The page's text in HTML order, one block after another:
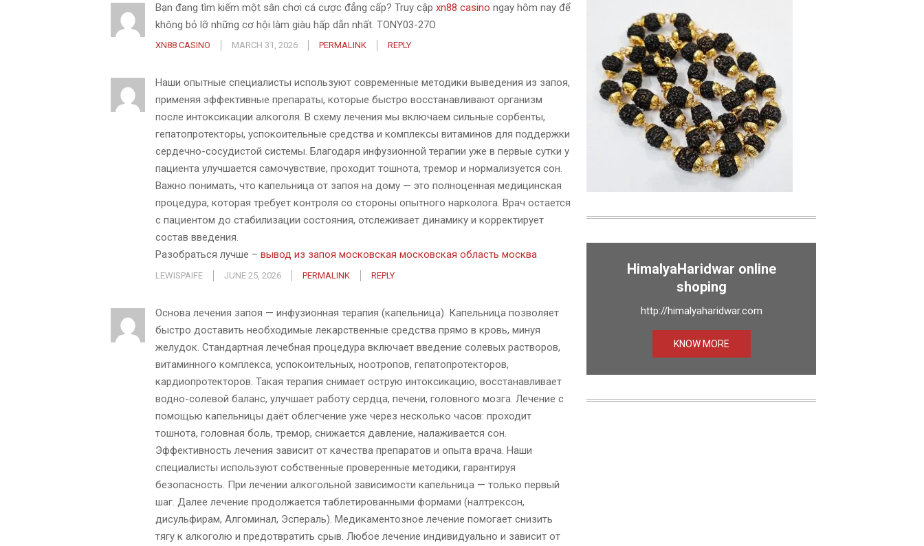
Bạn đang tìm kiếm một sân chơi cá cược đẳng cấp? Truy cập xn88 casino ngay hôm nay để
không bỏ lỡ những cơ hội làm giàu hấp dẫn nhất. TONY03-27O
XN88 CASINO MARCH 31, 2026 PERMALINK REPLY
Наши опытные специалисты используют современные методики выведения из запоя,
применяя эффективные препараты, которые быстро восстанавливают организм
после интоксикации алкоголя. В схему лечения мы включаем сильные сорбенты,
гепатопротекторы, успокоительные средства и комплексы витаминов для поддержки
сердечно-сосудистой системы. Благодаря инфузионной терапии уже в первые сутки у
пациента улучшается самочувствие, проходит тошнота, тремор и нормализуется сон.
Важно понимать, что капельница от запоя на дому — это полноценная медицинская
процедура, которая требует контроля со стороны опытного нарколога. Врач остается
с пациентом до стабилизации состояния, отслеживает динамику и корректирует
состав введения.
Разобраться лучше – вывод из запоя московская московская область москва
LEWISPAIFE JUNE 25, 2026 PERMALINK REPLY
Основа лечения запоя — инфузионная терапия (капельница). Капельница позволяет
быстро доставить необходимые лекарственные средства прямо в кровь, минуя
желудок. Стандартная лечебная процедура включает введение солевых растворов,
витаминного комплекса, успокоительных, ноотропов, гепатопротекторов,
кардиопротекторов. Такая терапия снимает острую интоксикацию, восстанавливает
водно-солевой баланс, улучшает работу сердца, печени, головного мозга. Лечение с
помощью капельницы даёт облегчение уже через несколько часов: проходит
тошнота, головная боль, тремор, снижается давление, налаживается сон.
Эффективность лечения зависит от качества препаратов и опыта врача. Наши
специалисты используют собственные проверенные методики, гарантируя
безопасность. При лечении алкогольной зависимости капельница — только первый
шаг. Далее лечение продолжается таблетированными формами (налтрексон,
дисульфирам, Алгоминал, Эспераль). Медикаментозное лечение помогает снизить
тягу к алкоголю и предотвратить срыв. Любое лечение индивидуально и зависит от
HimalyaHaridwar online
shoping
http://himalyaharidwar.com
KNOW MORE